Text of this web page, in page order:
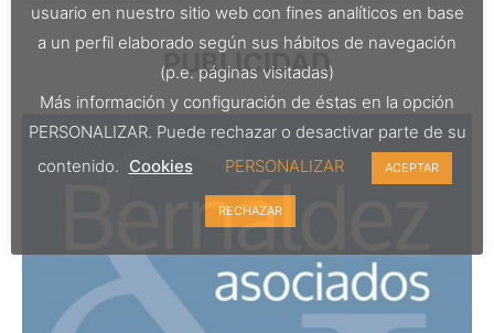
PUBLICIDAD
usuario en nuestro sitio web con fines analíticos en base
a un perfil elaborado según sus hábitos de navegación
(p.e. páginas visitadas)
Más información y configuración de éstas en la opción
PERSONALIZAR. Puede rechazar o desactivar parte de su
contenido. Cookies PERSONALIZAR ACEPTAR
RECHAZAR